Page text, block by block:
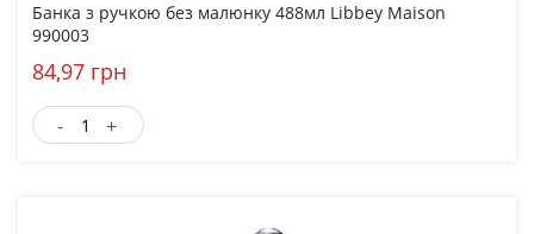
Банка з ручкою без малюнку 488мл Libbey Maison
990003
84,97 грн
- +